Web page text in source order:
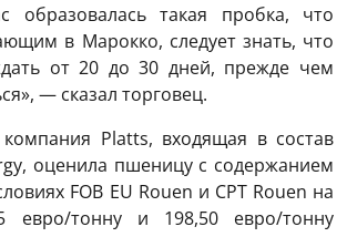
образовалась такая пробка, что
в Марокко, следует знать, что
от 20 до 30 дней, прежде чем
— сказал торговец.
компания Platts, входящая в состав
оценила пшеницу с содержанием
FOB EU Rouen и CPT Rouen на
евро/тонну и 198,50 евро/тонну